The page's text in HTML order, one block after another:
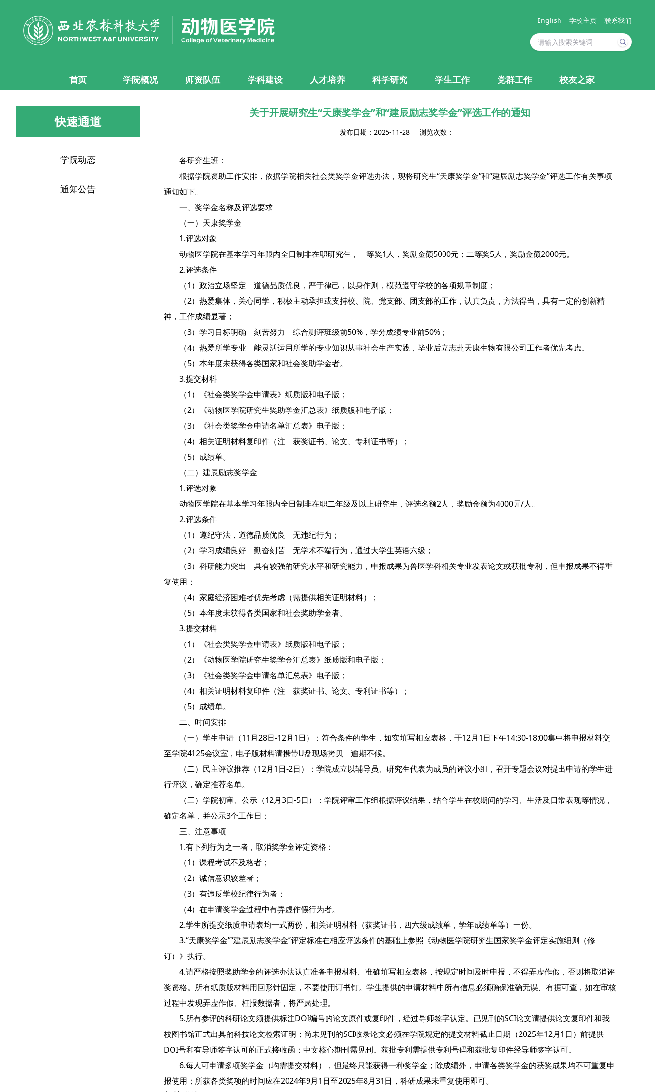
English 学校主页 联系我们
首页 学院概况 师资队伍 学科建设 人才培养 科学研究 学生工作 党群工作 校友之家
快速通道
学院动态
通知公告
关于开展研究生“天康奖学金”和“建辰励志奖学金”评选工作的通知
发布日期：2025-11-28 浏览次数：
各研究生班：
根据学院资助工作安排，依据学院相关社会类奖学金评选办法，现将研究生“天康奖学金”和“建辰励志奖学金”评选工作有关事项
通知如下。
一、奖学金名称及评选要求
（一）天康奖学金
1.评选对象
动物医学院在基本学习年限内全日制非在职研究生，一等奖1人，奖励金额5000元；二等奖5人，奖励金额2000元。
2.评选条件
（1）政治立场坚定，道德品质优良，严于律己，以身作则，模范遵守学校的各项规章制度；
（2）热爱集体，关心同学，积极主动承担或支持校、院、党支部、团支部的工作，认真负责，方法得当，具有一定的创新精
神，工作成绩显著；
（3）学习目标明确，刻苦努力，综合测评班级前50%，学分成绩专业前50%；
（4）热爱所学专业，能灵活运用所学的专业知识从事社会生产实践，毕业后立志赴天康生物有限公司工作者优先考虑。
（5）本年度未获得各类国家和社会奖助学金者。
3.提交材料
（1）《社会类奖学金申请表》纸质版和电子版；
（2）《动物医学院研究生奖助学金汇总表》纸质版和电子版；
（3）《社会类奖学金申请名单汇总表》电子版；
（4）相关证明材料复印件（注：获奖证书、论文、专利证书等）；
（5）成绩单。
（二）建辰励志奖学金
1.评选对象
动物医学院在基本学习年限内全日制非在职二年级及以上研究生，评选名额2人，奖励金额为4000元/人。
2.评选条件
（1）遵纪守法，道德品质优良，无违纪行为；
（2）学习成绩良好，勤奋刻苦，无学术不端行为，通过大学生英语六级；
（3）科研能力突出，具有较强的研究水平和研究能力，申报成果为兽医学科相关专业发表论文或获批专利，但申报成果不得重
复使用；
（4）家庭经济困难者优先考虑（需提供相关证明材料）；
（5）本年度未获得各类国家和社会奖助学金者。
3.提交材料
（1）《社会类奖学金申请表》纸质版和电子版；
（2）《动物医学院研究生奖学金汇总表》纸质版和电子版；
（3）《社会类奖学金申请名单汇总表》电子版；
（4）相关证明材料复印件（注：获奖证书、论文、专利证书等）；
（5）成绩单。
二、时间安排
（一）学生申请（11月28日-12月1日）：符合条件的学生，如实填写相应表格，于12月1日下午14:30-18:00集中将申报材料交
至学院4125会议室，电子版材料请携带U盘现场拷贝，逾期不候。
（二）民主评议推荐（12月1日-2日）：学院成立以辅导员、研究生代表为成员的评议小组，召开专题会议对提出申请的学生进
行评议，确定推荐名单。
（三）学院初审、公示（12月3日-5日）：学院评审工作组根据评议结果，结合学生在校期间的学习、生活及日常表现等情况，
确定名单，并公示3个工作日；
三、注意事项
1.有下列行为之一者，取消奖学金评定资格：
（1）课程考试不及格者；
（2）诚信意识较差者；
（3）有违反学校纪律行为者；
（4）在申请奖学金过程中有弄虚作假行为者。
2.学生所提交纸质申请表均一式两份，相关证明材料（获奖证书，四六级成绩单，学年成绩单等）一份。
3.“天康奖学金”“建辰励志奖学金”评定标准在相应评选条件的基础上参照《动物医学院研究生国家奖学金评定实施细则（修
订）》执行。
4.请严格按照奖助学金的评选办法认真准备申报材料、准确填写相应表格，按规定时间及时申报，不得弄虚作假，否则将取消评
奖资格。所有纸质版材料用回形针固定，不要使用订书钉。学生提供的申请材料中所有信息必须确保准确无误、有据可查，如在审核
过程中发现弄虚作假、枉报数据者，将严肃处理。
5.所有参评的科研论文须提供标注DOI编号的论文原件或复印件，经过导师签字认定。已见刊的SCI论文请提供论文复印件和我
校图书馆正式出具的科技论文检索证明；尚未见刊的SCI收录论文必须在学院规定的提交材料截止日期（2025年12月1日）前提供
DOI号和有导师签字认可的正式接收函；中文核心期刊需见刊。获批专利需提供专利号码和获批复印件经导师签字认可。
6.每人可申请多项奖学金（均需提交材料），但最终只能获得一种奖学金；除成绩外，申请各类奖学金的获奖成果均不可重复申
报使用；所获各类奖项的时间应在2024年9月1日至2025年8月31日，科研成果未重复使用即可。